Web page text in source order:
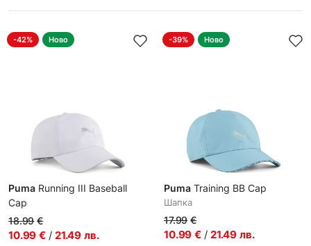
-42% Ново
Puma Running III Baseball
Cap
Шапка
18.99 €
10.99 € / 21.49 лв.
-39% Ново
Puma Training BB Cap
Шапка
17.99 €
10.99 € / 21.49 лв.